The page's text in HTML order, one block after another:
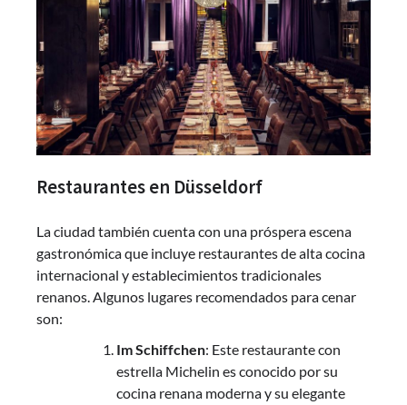
Restaurantes en Düsseldorf
La ciudad también cuenta con una próspera escena
gastronómica que incluye restaurantes de alta cocina
internacional y establecimientos tradicionales
renanos. Algunos lugares recomendados para cenar
son:
Im Schiffchen: Este restaurante con
estrella Michelin es conocido por su
cocina renana moderna y su elegante